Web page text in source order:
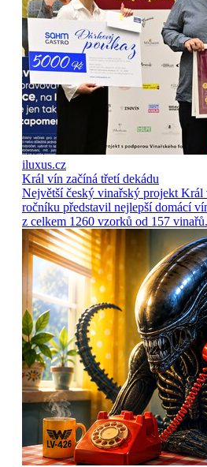
iluxus.cz
Král vín začíná třetí dekádu
Největší český vinařský projekt Král
ročníku představil nejlepší domácí
z celkem 1260 vzorků od 157